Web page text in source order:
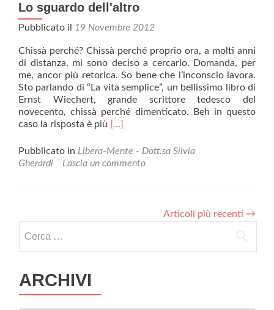
Lo sguardo dell'altro
Pubblicato il 19 Novembre 2012
Chissà perché? Chissà perché proprio ora, a molti anni
di distanza, mi sono deciso a cercarlo. Domanda, per
me, ancor più retorica. So bene che l’inconscio lavora.
Sto parlando di “La vita semplice”, un bellissimo libro di
Ernst Wiechert, grande scrittore tedesco del
novecento, chissà perché dimenticato. Beh in questo
caso la risposta è più Leggi
piùLo
sguardo
[…]
Pubblicato in Libera-Mente - Dott.sa Silvia
Gherardi
Lascia un commento
Articoli più recenti →
ARCHIVI